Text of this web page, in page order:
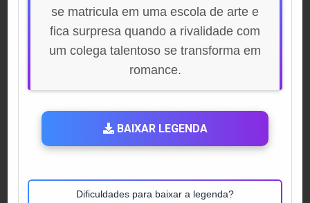
se matricula em uma escola de arte e
fica surpresa quando a rivalidade com
um colega talentoso se transforma em
romance.
BAIXAR LEGENDA
Dificuldades para baixar a legenda?